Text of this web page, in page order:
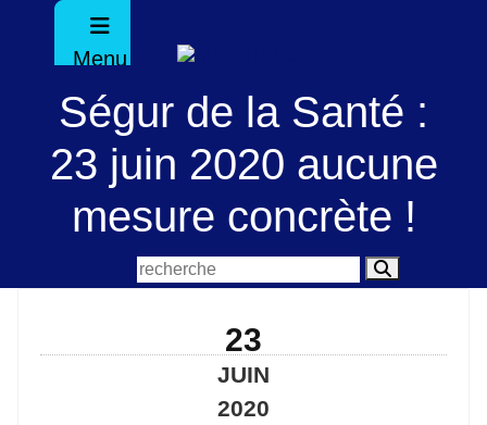
Menu
Ségur de la Santé :
23 juin 2020 aucune
mesure concrète !
23
JUIN
2020